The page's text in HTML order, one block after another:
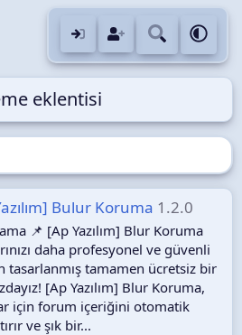
eklentisi
Bulur Koruma 1.2.0
📌 [Ap Yazılım] Blur Koruma
daha profesyonel ve güvenli
tasarlanmış tamamen ücretsiz bir
[Ap Yazılım] Blur Koruma,
için forum içeriğini otomatik
ve şık bir...